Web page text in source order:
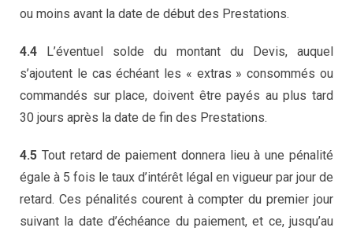
ou moins avant la date de début des Prestations.
4.4 L’éventuel solde du montant du Devis, auquel
s’ajoutent le cas échéant les « extras » consommés ou
commandés sur place, doivent être payés au plus tard
30 jours après la date de fin des Prestations.
4.5 Tout retard de paiement donnera lieu à une pénalité
égale à 5 fois le taux d’intérêt légal en vigueur par jour de
retard. Ces pénalités courent à compter du premier jour
suivant la date d’échéance du paiement, et ce, jusqu’au